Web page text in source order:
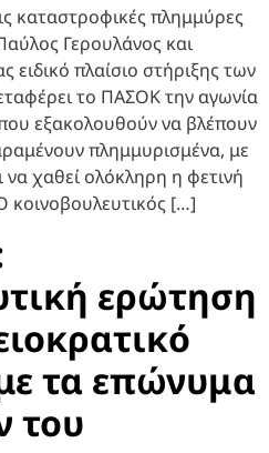
καταστροφικές πλημμύρες
Γερουλάνος και
πλαίσιο στήριξης των
το ΠΑΣΟΚ την αγωνία
εξακολουθούν να βλέπουν
πλημμυρισμένα, με
να χαθεί ολόκληρη η φετινή
κοινοβουλευτικός […]
ερώτηση
τα επώνυμα
του